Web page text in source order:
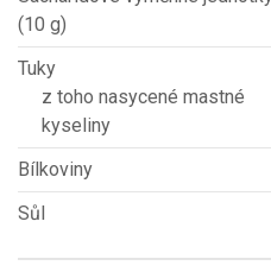
(10 g)
Tuky
z toho nasycené mastné
kyseliny
Bílkoviny
Sůl